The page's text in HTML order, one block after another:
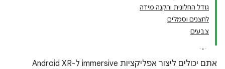
גודל החלונית והקנה מידה
לחצנים וסמלים
צבעים
אתם יכולים ליצור אפליקציות immersive ל-Android XR